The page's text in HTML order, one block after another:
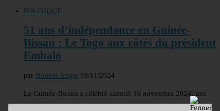
POLITIQUE
51 ans d’indépendance en Guinée-
Bissau : Le Togo aux côtés du président
Embaló
par Nouvel Angle 19/11/2024
La Guinée-Bissau a célébré samedi 16 novembre 2024, une
triple cérémonie dans sa capitale, marquant trois événements